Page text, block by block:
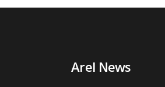
Arel News